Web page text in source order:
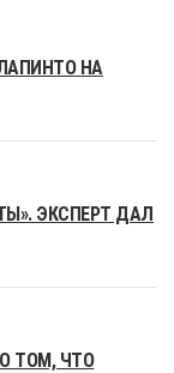
НА
ЭКСПЕРТ ДАЛ
ТОМ, ЧТО